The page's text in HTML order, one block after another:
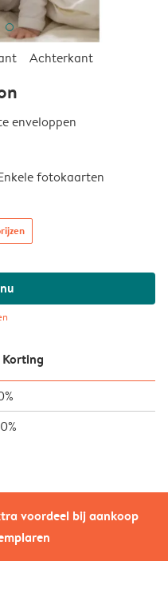
voordeel bij aankoop
Achterkant
enveloppen
fotokaarten
Korting